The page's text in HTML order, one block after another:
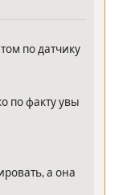
по датчику
по факту увы
а она